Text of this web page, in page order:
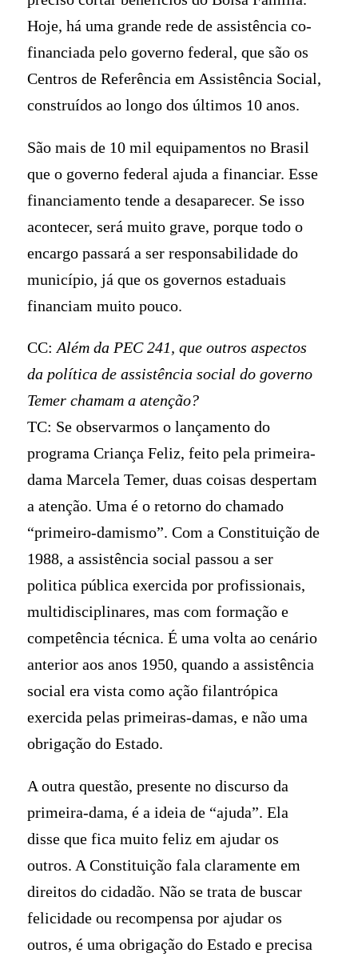
Hoje, há uma grande rede de assistência co-
financiada pelo governo federal, que são os
Centros de Referência em Assistência Social,
construídos ao longo dos últimos 10 anos.
São mais de 10 mil equipamentos no Brasil
que o governo federal ajuda a financiar. Esse
financiamento tende a desaparecer. Se isso
acontecer, será muito grave, porque todo o
encargo passará a ser responsabilidade do
município, já que os governos estaduais
financiam muito pouco.
CC:Além da PEC 241, que outros aspectos
da política de assistência social do governo
Temer chamam a atenção?
TC: Se observarmos o lançamento do
programa Criança Feliz, feito pela primeira-
dama Marcela Temer, duas coisas despertam
a atenção. Uma é o retorno do chamado
“primeiro-damismo”. Com a Constituição de
1988, a assistência social passou a ser
politica pública exercida por profissionais,
multidisciplinares, mas com formação e
competência técnica. É uma volta ao cenário
anterior aos anos 1950, quando a assistência
social era vista como ação filantrópica
exercida pelas primeiras-damas, e não uma
obrigação do Estado.
A outra questão, presente no discurso da
primeira-dama, é a ideia de “ajuda”. Ela
disse que fica muito feliz em ajudar os
outros. A Constituição fala claramente em
direitos do cidadão. Não se trata de buscar
felicidade ou recompensa por ajudar os
outros, é uma obrigação do Estado e precisa